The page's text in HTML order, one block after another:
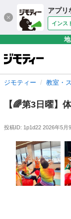
アプリ
インス
ジモティー 教室・
【🌈第3日曜】
投稿ID: 1p1d22 2026年5月